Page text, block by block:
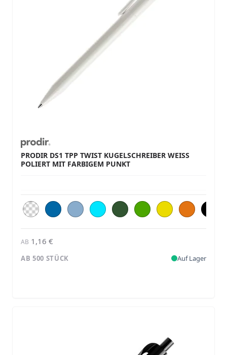
PRODIR DS1 TPP TWIST KUGELSCHREIBER WEISS P
OLIERT MIT FARBIGEM PUNKT
AB 1,16 €
AB 500 STÜCK Auf Lager